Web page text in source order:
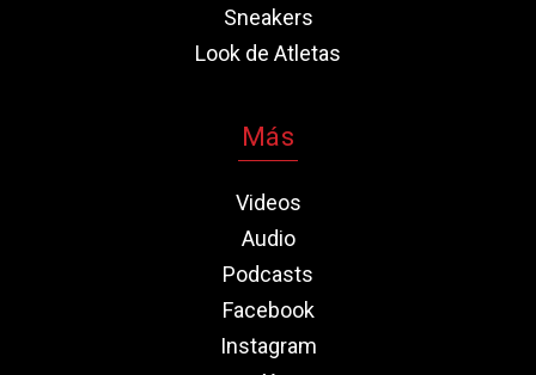
Sneakers
Look de Atletas
Más
Videos
Audio
Podcasts
Facebook
Instagram